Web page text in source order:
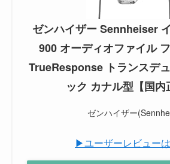
ゼンハイザー Sennheiser
900 オーディオファイル
TrueResponse トランスデ
ック カナル型【国内
ゼンハイザー
▶ユーザーレビュー